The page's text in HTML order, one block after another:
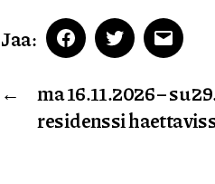
Jaa: FacebookTwitterEmail
←
ma 16.11.2026 – su
residenssi